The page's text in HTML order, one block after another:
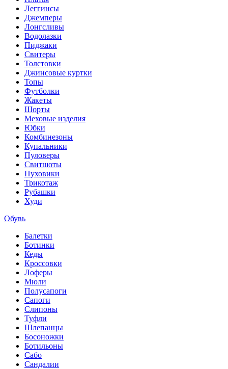
Леггинсы
Джемперы
Лонгсливы
Водолазки
Пиджаки
Свитеры
Толстовки
Джинсовые куртки
Топы
Футболки
Жакеты
Шорты
Меховые изделия
Юбки
Комбинезоны
Купальники
Пуловеры
Свитшоты
Пуховики
Трикотаж
Рубашки
Худи
Обувь
Балетки
Ботинки
Кеды
Кроссовки
Лоферы
Мюли
Полусапоги
Сапоги
Слипоны
Туфли
Шлепанцы
Босоножки
Ботильоны
Сабо
Сандалии